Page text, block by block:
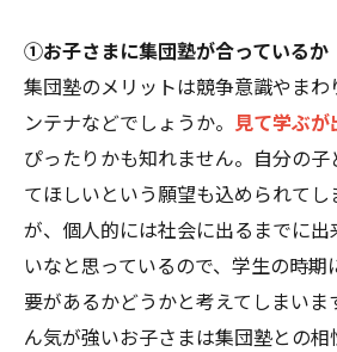
①お子さまに集団塾が合っているか
集団塾のメリットは競争意識やま
ンテナなどでしょうか。 見て学ぶ
ぴったりかも知れません。自分の
てほしいという願望も込められて
が、個人的には社会に出るまでに
いなと思っているので、学生の時
要があるかどうかと考えてしまいま
ん気が強いお子さまは集団塾との